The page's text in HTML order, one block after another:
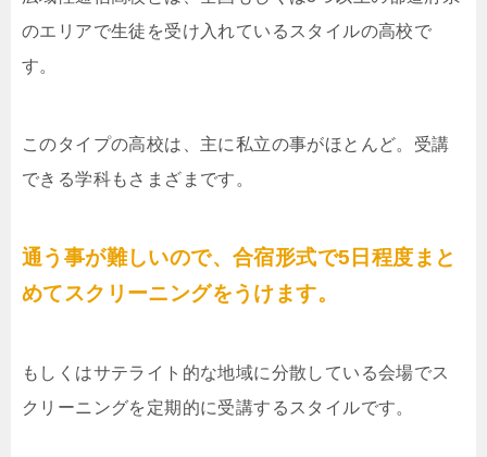
のエリアで生徒を受け入れているスタイルの高校で
す。
このタイプの高校は、主に私立の事がほとんど。受講
できる学科もさまざまです。
通う事が難しいので、合宿形式で5日程度まと
めてスクリーニングをうけます。
もしくはサテライト的な地域に分散している会場でス
クリーニングを定期的に受講するスタイルです。